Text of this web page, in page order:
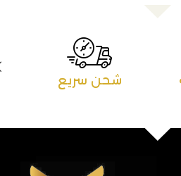
خدمة ما بعد البيع